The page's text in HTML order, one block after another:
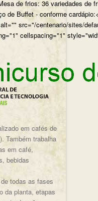
de frios: 36 variedades de
de Buffet - conforme
src="/centenario/sites/
cellspacing="1"
em cafés de
Também trabalha
em café,
bebidas
todas as fases
da planta, etapas